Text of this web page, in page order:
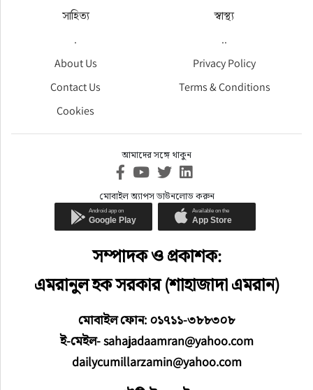
সাহিত্য
স্বাস্থ্য
.
..
About Us
Privacy Policy
Contact Us
Terms & Conditions
Cookies
আমাদের সঙ্গে থাকুন
মোবাইল অ্যাপস ডাউনলোড করুন
সম্পাদক ও প্রকাশক:
এমরানুল হক সরকার (শাহাজাদা এমরান)
মোবাইল ফোন: ০১৭১১-৩৮৮৩০৮
ই-মেইল- sahajadaamran@yahoo.com
dailycumillarzamin@yahoo.com